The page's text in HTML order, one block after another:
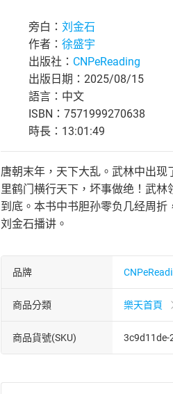
旁白： 刘金石
作者： 徐盛宇
出版社： CNPeReading
出版日期：2025/08/15
語言：中文
ISBN：7571999270638
時長：13:01:49
唐朝末年，天下大乱。武林中出
里鹤门横行天下，坏事做绝！武
到底。本书中书胆孙零负几经周
刘金石播讲。
品牌
商品分類 樂天首頁
商品貨號(SKU)